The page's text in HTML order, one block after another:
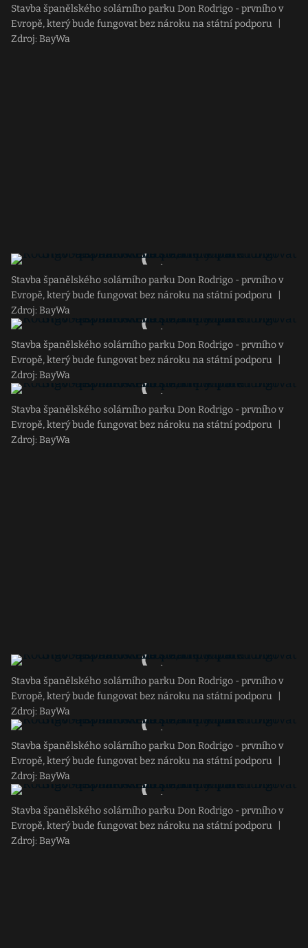
Stavba španělského solárního parku Don Rodrigo - prvního v
Evropě, který bude fungovat bez nároku na státní podporu
Zdroj: BayWa
Stavba španělského solárního parku Don Rodrigo - prvního v
Evropě, který bude fungovat bez nároku na státní podporu
Zdroj: BayWa
Stavba španělského solárního parku Don Rodrigo - prvního v
Evropě, který bude fungovat bez nároku na státní podporu
Zdroj: BayWa
Stavba španělského solárního parku Don Rodrigo - prvního v
Evropě, který bude fungovat bez nároku na státní podporu
Zdroj: BayWa
Stavba španělského solárního parku Don Rodrigo - prvního v
Evropě, který bude fungovat bez nároku na státní podporu
Zdroj: BayWa
Stavba španělského solárního parku Don Rodrigo - prvního v
Evropě, který bude fungovat bez nároku na státní podporu
Zdroj: BayWa
Stavba španělského solárního parku Don Rodrigo - prvního v
Evropě, který bude fungovat bez nároku na státní podporu
Zdroj: BayWa